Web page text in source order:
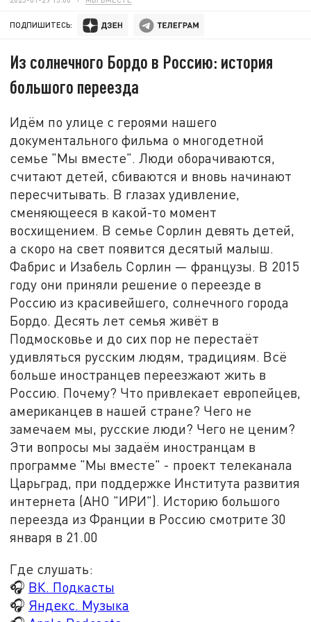
ПОДПИШИТЕСЬ:
Из солнечного Бордо в Россию: история
большого переезда
Идём по улице с героями нашего
документального фильма о многодетной
семье "Мы вместе". Люди оборачиваются,
считают детей, сбиваются и вновь начинают
пересчитывать. В глазах удивление,
сменяющееся в какой-то момент
восхищением. В семье Сорлин девять детей,
а скоро на свет появится десятый малыш.
Фабрис и Изабель Сорлин — французы. В 2015
году они приняли решение о переезде в
Россию из красивейшего, солнечного города
Бордо. Десять лет семья живёт в
Подмосковье и до сих пор не перестаёт
удивляться русским людям, традициям. Всё
больше иностранцев переезжают жить в
Россию. Почему? Что привлекает европейцев,
американцев в нашей стране? Чего не
замечаем мы, русские люди? Чего не ценим?
Эти вопросы мы задаём иностранцам в
программе "Мы вместе" - проект телеканала
Царьград, при поддержке Института развития
интернета (АНО "ИРИ"). Историю большого
переезда из Франции в Россию смотрите 30
января в 21.00
Где слушать:
🎧 ВК. Подкасты
🎧 Яндекс. Музыка